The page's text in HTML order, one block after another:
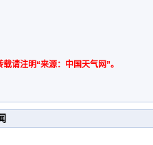
载请注明“来源：中国天气网”。